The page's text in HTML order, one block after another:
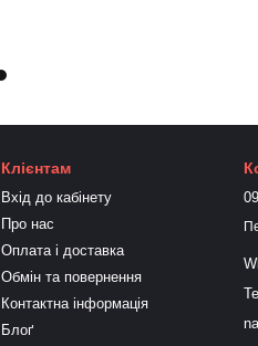
Клієнтам
Вхід до кабінету
Про нас
Оплата і доставка
Обмін та повернення
Контактна інформація
Блоґ